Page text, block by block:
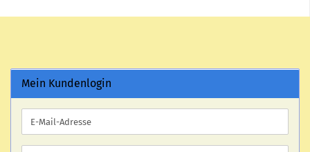
Mein Kundenlogin
E-
Mail-
Adresse